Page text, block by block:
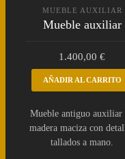
MUEBLE AUXILIAR
Mueble auxiliar
1.400,00€
AÑADIR AL CARRITO
Mueble antiguo auxiliar
madera maciza con
tallados a mano.